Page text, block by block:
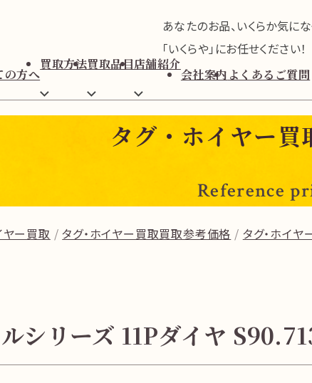
あなたのお品、いくらか気に
「いくらや」にお任せください！
の方へ
買取方法買取品目店舗紹介
会社案内 よくあるご質問
タグ・ホイヤー買
Reference
ヤー買取 タグ・ホイヤー買取買取参考価格 タグ・ホイ
シリーズ 11Pダイヤ